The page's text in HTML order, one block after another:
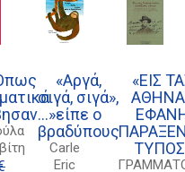
«Αργά,
σιγά, σιγά»,
είπε ο
βραδύπους
Carle
Eric
«ΕΙΣ